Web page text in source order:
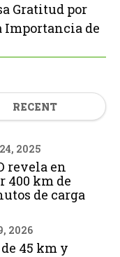
Gratitud por
Importancia de
RECENT
2025
revela en
400 km de
de carga
2026
45 km y